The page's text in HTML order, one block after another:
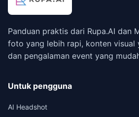
Panduan praktis dari Rupa.AI dan
foto yang lebih rapi, konten visual
dan pengalaman event yang
Untuk pengguna
AI Headshot